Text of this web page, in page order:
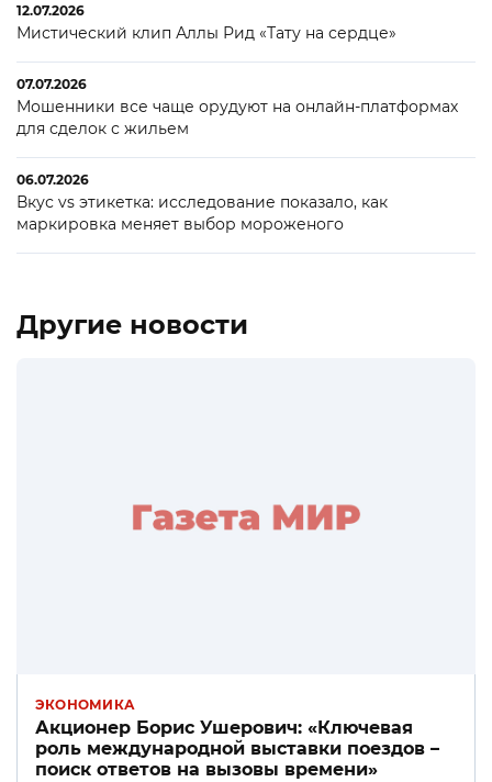
12.07.2026
Мистический клип Аллы Рид «Тату на сердце»
07.07.2026
Мошенники все чаще орудуют на онлайн-платформах
для сделок с жильем
06.07.2026
Вкус vs этикетка: исследование показало, как
маркировка меняет выбор мороженого
Другие новости
ЭКОНОМИКА
Акционер Борис Ушерович: «Ключевая
роль международной выставки поездов –
поиск ответов на вызовы времени»